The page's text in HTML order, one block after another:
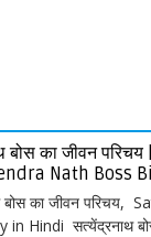
बोस का जीवन
Nath Boss
बोस का जीवन परिचय,
in Hindi सत्येंद्रनाथ